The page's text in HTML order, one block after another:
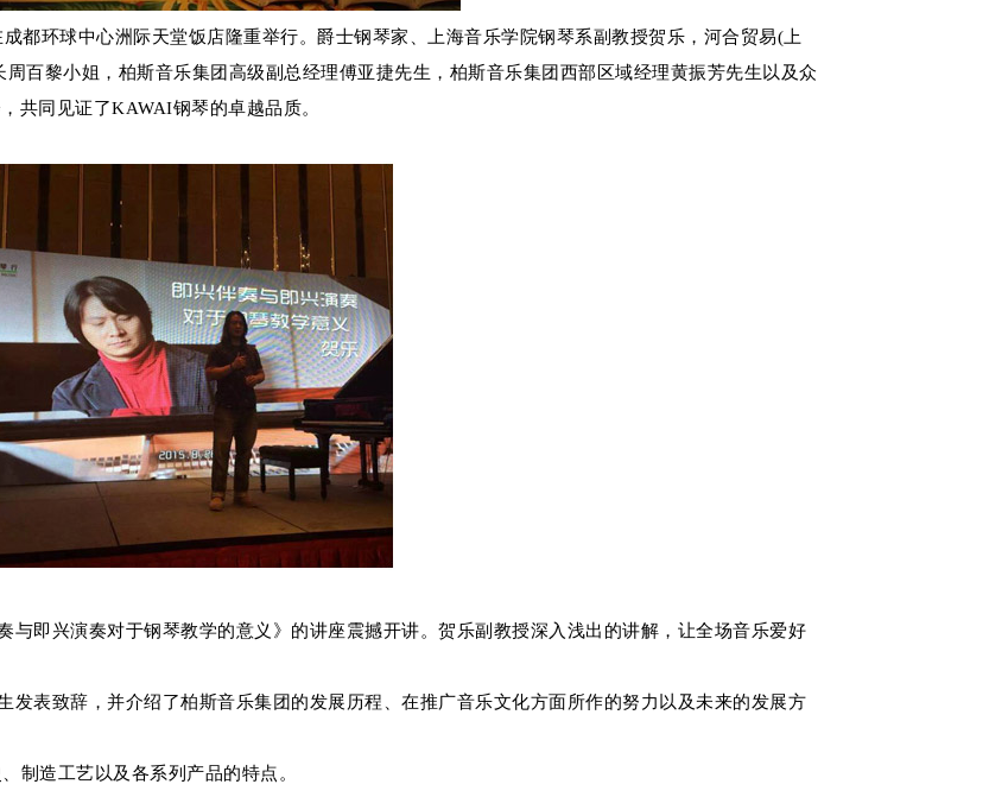
环球中心洲际天堂饭店隆重举行。爵士钢琴家、上海音乐学院钢琴系副教授贺乐，河合贸易(上
百黎小姐，柏斯音乐集团高级副总经理傅亚捷先生，柏斯音乐集团西部区域经理黄振芳先生以及众
共同见证了KAWAI钢琴的卓越品质。
即兴演奏对于钢琴教学的意义》的讲座震撼开讲。贺乐副教授深入浅出的讲解，让全场音乐爱好
表致辞，并介绍了柏斯音乐集团的发展历程、在推广音乐文化方面所作的努力以及未来的发展方
造工艺以及各系列产品的特点。